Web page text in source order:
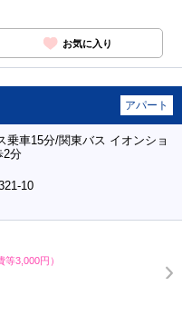
お気に入り
アパート
乗車15分/関東バス イオンショ
2分
10
等3,000円）